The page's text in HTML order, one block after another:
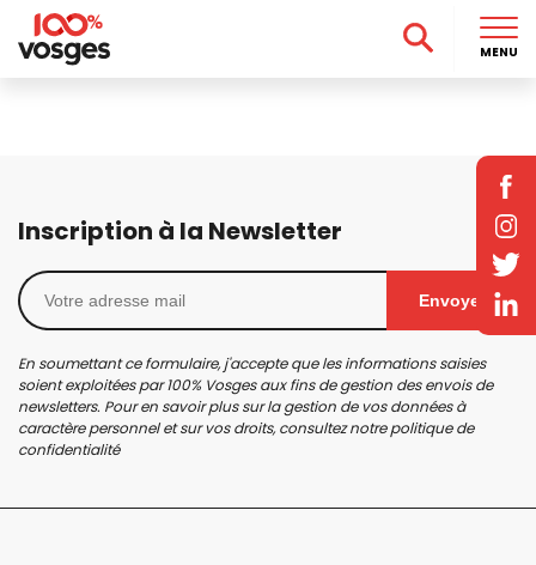
Inscription à la Newsletter
Envoyer
En soumettant ce formulaire, j'accepte que les informations saisies
soient exploitées par 100% Vosges aux fins de gestion des envois de
newsletters. Pour en savoir plus sur la gestion de vos données à
caractère personnel et sur vos droits, consultez notrepolitique de
confidentialité
MENU